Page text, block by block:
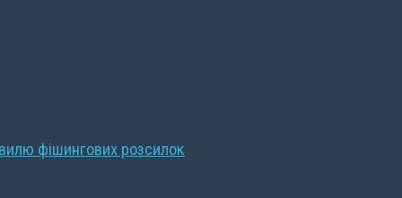
фішингових розсилок